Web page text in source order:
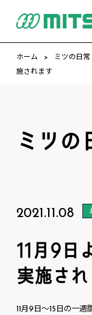
ホーム ミツの日常
施されます
ミツの
2021.11.08
11月9日
実施さ
11月9日～15日の一